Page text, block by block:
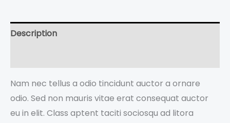
Description
Nam nec tellus a odio tincidunt auctor a ornare
odio. Sed non mauris vitae erat consequat auctor
eu in elit. Class aptent taciti sociosqu ad litora